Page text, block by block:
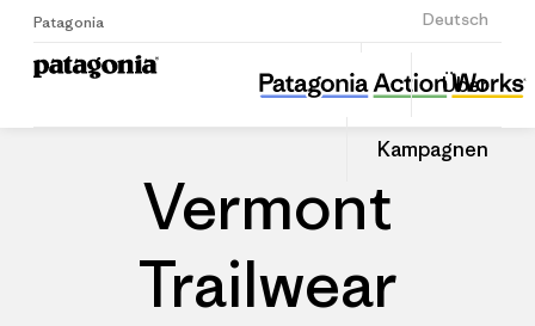
Patagonia Deutsch
Anmelden
Über
Kampagnen
Vermont Trailwear
Diesen
Beitrag
Auf
teilen
Vermont
Trailwear